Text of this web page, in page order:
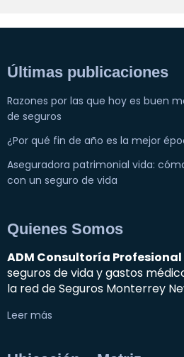
Últimas publicaciones
Razones por las que hoy es buen
de seguros
¿Por qué fin de año es la mejor
Aseguradora patrimonial vida:
con un seguro de vida
Quienes Somos
ADM Consultoría Profesional
seguros de vida y gastos
la red de Seguros Monterrey
Leer más